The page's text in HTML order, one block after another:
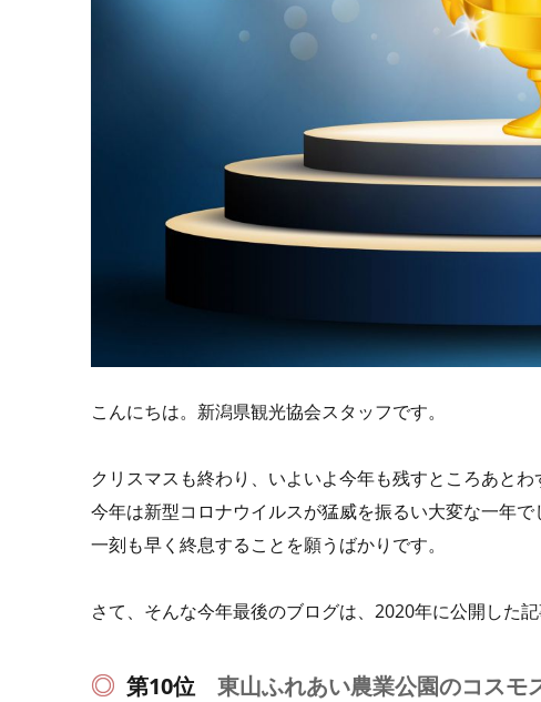
こんにちは。新潟県観光協会スタッフです。
クリスマスも終わり、いよいよ今年も残すところあとわ
今年は新型コロナウイルスが猛威を振るい大変な一年で
一刻も早く終息することを願うばかりです。
さて、そんな今年最後のブログは、2020年に公開した
第10位 東山ふれあい農業公園のコスモ